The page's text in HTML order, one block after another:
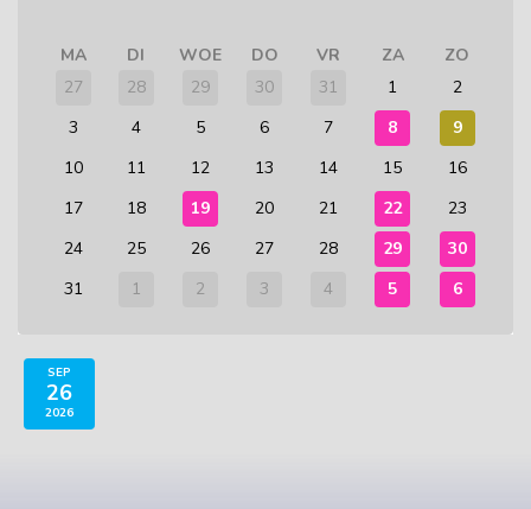
MA DI WOE DO VR ZA
ZO
27
28 29 30 31 1
2
3
4 5 6 7 8
9
10
11 12 13 14 15
16
17
18 19 20 21 22
23
24
25 26 27 28 29
30
31
1 2 3 4 5 6
SEP
26
2026